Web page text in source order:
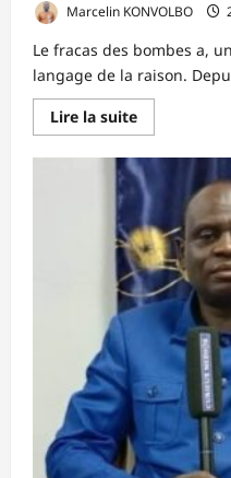
Marcelin KONVOLBO
Le fracas des bombes a,
langage de la raison.
Lire la suiteEn
savoir
sur
Moyen-
Orient
à
l’orée
du
gouffre